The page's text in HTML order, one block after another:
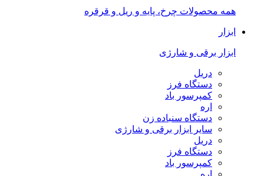
همه محصولات چرخ، پایه و ریل و قرقره
ابزار
ابزار برقی و شارژی
دریل
دستگاه فرز
کمپرسور باد
اره
دستگاه سنباده زن
سایر ابزار برقی و شارژی
دریل
دستگاه فرز
کمپرسور باد
اره